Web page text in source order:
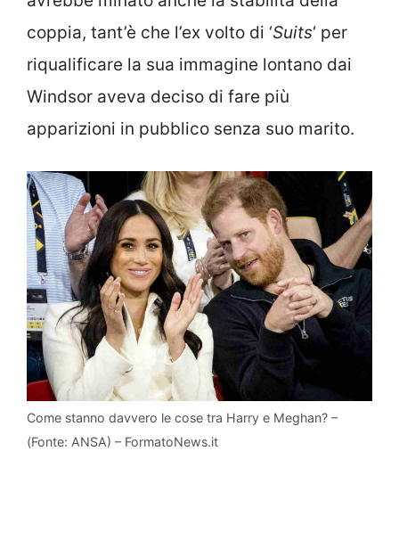
coppia, tant’è che l’ex volto di ‘Suits‘ per
riqualificare la sua immagine lontano dai
Windsor aveva deciso di fare più
apparizioni in pubblico senza suo marito.
Come stanno davvero le cose tra Harry e Meghan? –
(Fonte: ANSA) – FormatoNews.it